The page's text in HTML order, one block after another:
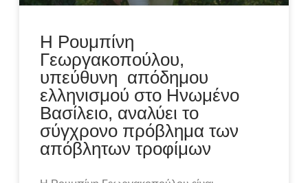
Η Ρουμπίνη
Γεωργακοπούλου,
υπεύθυνη απόδημου
ελληνισμού στο Ηνωμένο
Βασίλειο, αναλύει το
σύγχρονο πρόβλημα των
απόβλητων τροφίμων